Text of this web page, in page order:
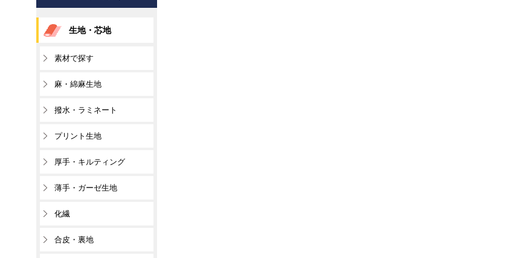
生地・芯地
素材で探す
麻・綿麻生地
撥水・ラミネート
プリント生地
厚手・キルティング
薄手・ガーゼ生地
化繊
合皮・裏地